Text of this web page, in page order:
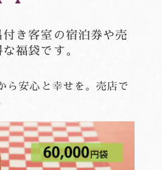
き客室の宿泊券や売
福袋です。
ら安心と幸せを。売店で